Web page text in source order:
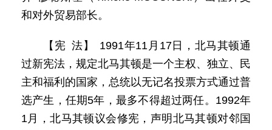
和对外贸易部长。
【宪 法】 1991年11月17日，北马其顿通
过新宪法，规定北马其顿是一个主权、独立、民
主和福利的国家，总统以无记名投票方式通过普
选产生，任期5年，最多不得超过两任。1992年
1月，北马其顿议会修宪，声明北马其顿对邻国